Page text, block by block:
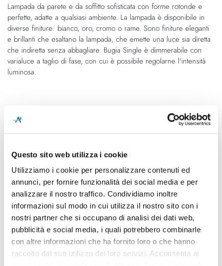
Questo sito web utilizza i cookie
Utilizziamo i cookie per personalizzare contenuti ed
annunci, per fornire funzionalità dei social media e per
analizzare il nostro traffico. Condividiamo inoltre
informazioni sul modo in cui utilizza il nostro sito con i
nostri partner che si occupano di analisi dei dati web,
pubblicità e social media, i quali potrebbero combinarle
con altre informazioni che ha fornito loro o che hanno
raccolto dal suo utilizzo dei loro servizi. Acconsenta ai
galleria
di
immagini
di
immagini
Lampada da parete e da soffitto sofisticata con forme rotonde e
perfette, adatte a qualsiasi ambiente. La lampada è disponibile in
diverse finiture: bianco, oro, cromo o rame. Sono finiture eleganti
e brillanti che esaltano la lampada, che emette una luce sia diretta
che indiretta senza abbagliare. Bugia Single è dimmerabile con
varialuce a taglio di fase, con cui è possibile regolarne l'intensità
luminosa.
Colore led
3000K
Dimensioni
525mm x 54mm - H 510mm
Sorgente luminosa
Led integrato
Potenza e attacco
3x 15W - 3000K - 3465Lm -
CRI90 - 220-240V
Dimmerazione
Dimmerabile
Classe energetica
A++, A+, A